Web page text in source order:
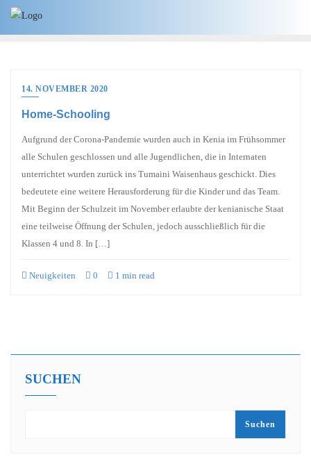
14. NOVEMBER 2020
Home-Schooling
Aufgrund der Corona-Pandemie wurden auch in Kenia im Frühsommer
alle Schulen geschlossen und alle Jugendlichen, die in Internaten
unterrichtet wurden zurück ins Tumaini Waisenhaus geschickt. Dies
bedeutete eine weitere Herausforderung für die Kinder und das Team.
Mit Beginn der Schulzeit im November erlaubte der kenianische Staat
eine teilweise Öffnung der Schulen, jedoch ausschließlich für die
Klassen 4 und 8. In […]
Neuigkeiten 0 1 min read
SUCHEN
Suchen